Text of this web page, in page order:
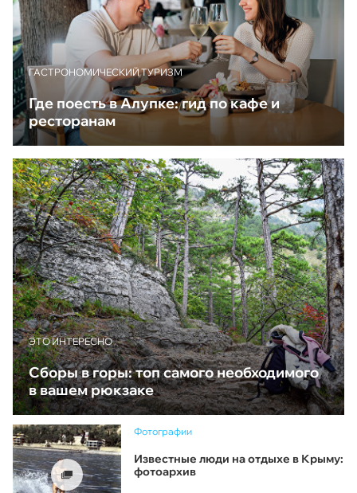
ГАСТРОНОМИЧЕСКИЙ ТУРИЗМ
Где поесть в Алупке: гид по кафе и
ресторанам
ЭТО ИНТЕРЕСНО
Сборы в горы: топ самого необходимого
в вашем рюкзаке
Фотографии
Известные люди на отдыхе в Крыму:
фотоархив